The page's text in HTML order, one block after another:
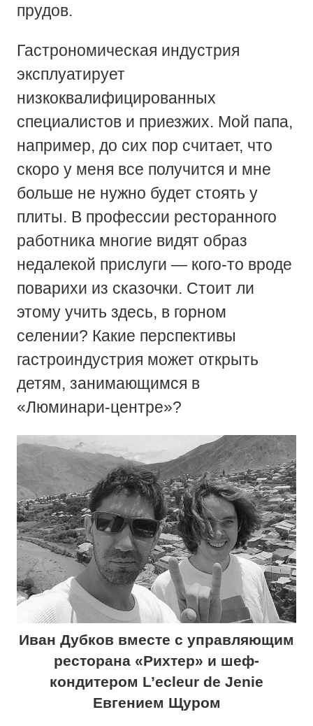
прудов.
Гастрономическая индустрия
эксплуатирует
низкоквалифицированных
специалистов и приезжих. Мой папа,
например, до сих пор считает, что
скоро у меня все получится и мне
больше не нужно будет стоять у
плиты. В профессии ресторанного
работника многие видят образ
недалекой прислуги — кого-то вроде
поварихи из сказочки. Стоит ли
этому учить здесь, в горном
селении? Какие перспективы
гастроиндустрия может открыть
детям, занимающимся в
«Люминари-центре»?
Иван Дубков вместе с управляющим
ресторана «Рихтер» и шеф-
кондитером L’ecleur de Jenie
Евгением Щуром